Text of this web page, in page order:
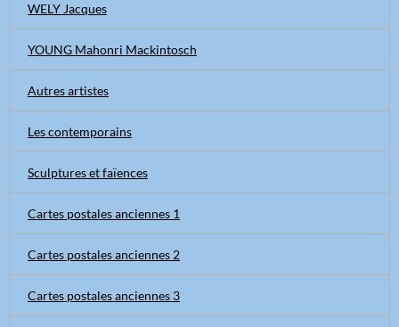
WELY Jacques
YOUNG Mahonri Mackintosch
Autres artistes
Les contemporains
Sculptures et faïences
Cartes postales anciennes 1
Cartes postales anciennes 2
Cartes postales anciennes 3